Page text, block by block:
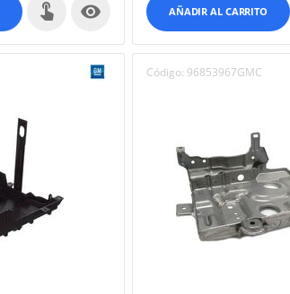
 AÑADIR AL CARRITO
Código: 96853967GMC